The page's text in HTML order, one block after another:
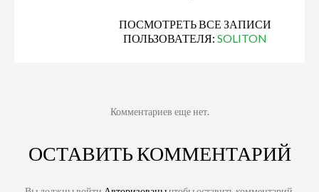
ПОСМОТРЕТЬ ВСЕ ЗАПИСИ
ПОЛЬЗОВАТЕЛЯ: SOLITON
Комментариев еще нет.
ОСТАВИТЬ КОММЕНТАРИЙ